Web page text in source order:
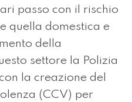
passo con il rischio
quella domestica e
della
settore la Polizia
la creazione del
(CCV) per